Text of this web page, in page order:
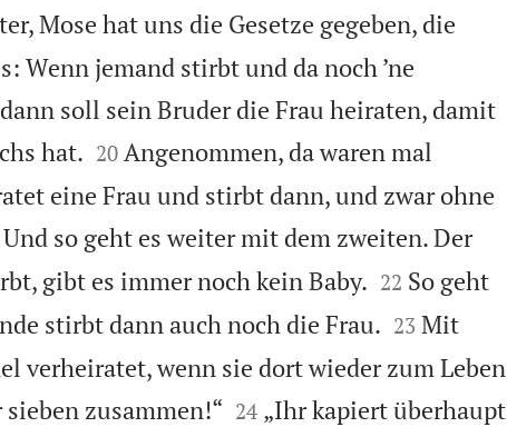
Mose hat uns die Gesetze gegeben, die
Wenn jemand stirbt und da noch ’ne
soll sein Bruder die Frau heiraten, damit
hat.
20 Angenommen, da waren mal
eine Frau und stirbt dann, und zwar ohne
Und so geht es weiter mit dem zweiten. Der
gibt es immer noch kein Baby.
22 So geht
stirbt dann auch noch die Frau.
23 Mit
verheiratet, wenn sie dort wieder zum Leben
zusammen!“
24 „Ihr kapiert überhaupt